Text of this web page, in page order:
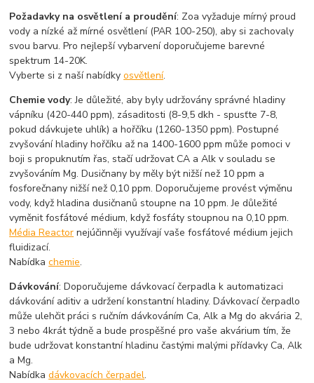
Požadavky na osvětlení a proudění: Zoa vyžaduje mírný proud
vody a nízké až mírné osvětlení (PAR 100-250), aby si zachovaly
svou barvu. Pro nejlepší vybarvení doporučujeme barevné
spektrum 14-20K.
Vyberte si z naší nabídkyosvětlení.
Chemie vody: Je důležité, aby byly udržovány správné hladiny
vápníku (420-440 ppm), zásaditosti (8-9,5 dkh - spusťte 7-8,
pokud dávkujete uhlík) a hořčíku (1260-1350 ppm). Postupné
zvyšování hladiny hořčíku až na 1400-1600 ppm může pomoci v
boji s propuknutím řas, stačí udržovat CA a Alk v souladu se
zvyšováním Mg. Dusičnany by měly být nižší než 10 ppm a
fosforečnany nižší než 0,10 ppm. Doporučujeme provést výměnu
vody, když hladina dusičnanů stoupne na 10 ppm. Je důležité
vyměnit fosfátové médium, když fosfáty stoupnou na 0,10 ppm.
Média Reactor nejúčinněji využívají vaše fosfátové médium jejich
fluidizací.
Nabídkachemie.
Dávkování: Doporučujeme dávkovací čerpadla k automatizaci
dávkování aditiv a udržení konstantní hladiny. Dávkovací čerpadlo
může ulehčit práci s ručním dávkováním Ca, Alk a Mg do akvária 2,
3 nebo 4krát týdně a bude prospěšné pro vaše akvárium tím, že
bude udržovat konstantní hladinu častými malými přídavky Ca, Alk
a Mg.
Nabídkadávkovacích čerpadel.